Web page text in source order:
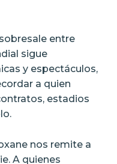
entre
sigue
y espectáculos,
a quien
estadios
nos remite a
A quienes